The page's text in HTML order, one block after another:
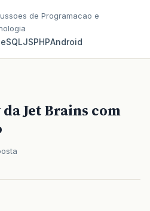
de Programacao e
SQLJSPHPAndroid
Jet Brains com